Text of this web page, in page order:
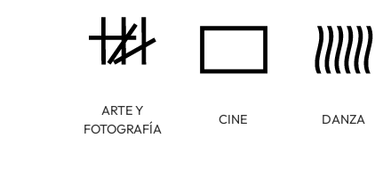
ARTE Y
FOTOGRAFÍA
CINE DANZA